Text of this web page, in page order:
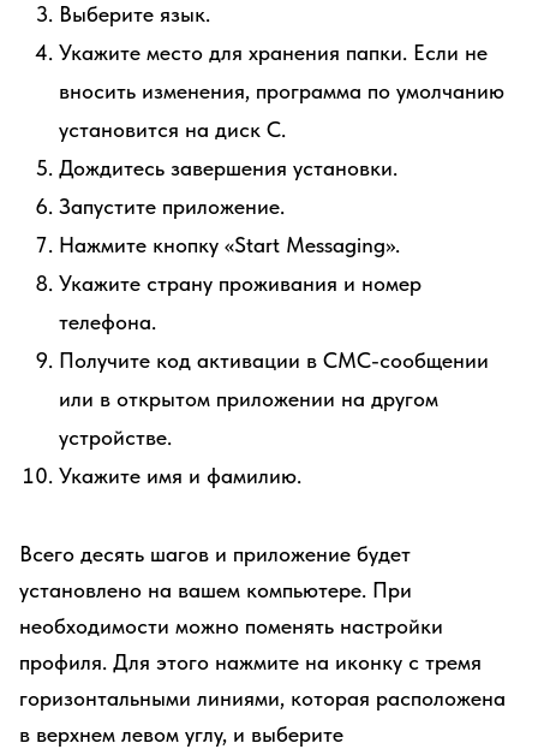
Выберите язык.
Укажите место для хранения папки. Если не
вносить изменения, программа по умолчанию
установится на диск С.
Дождитесь завершения установки.
Запустите приложение.
Нажмите кнопку «Start Messaging».
Укажите страну проживания и номер
телефона.
Получите код активации в СМС-сообщении
или в открытом приложении на другом
устройстве.
Укажите имя и фамилию.
Всего десять шагов и приложение будет
установлено на вашем компьютере. При
необходимости можно поменять настройки
профиля. Для этого нажмите на иконку с тремя
горизонтальными линиями, которая расположена
в верхнем левом углу, и выберите